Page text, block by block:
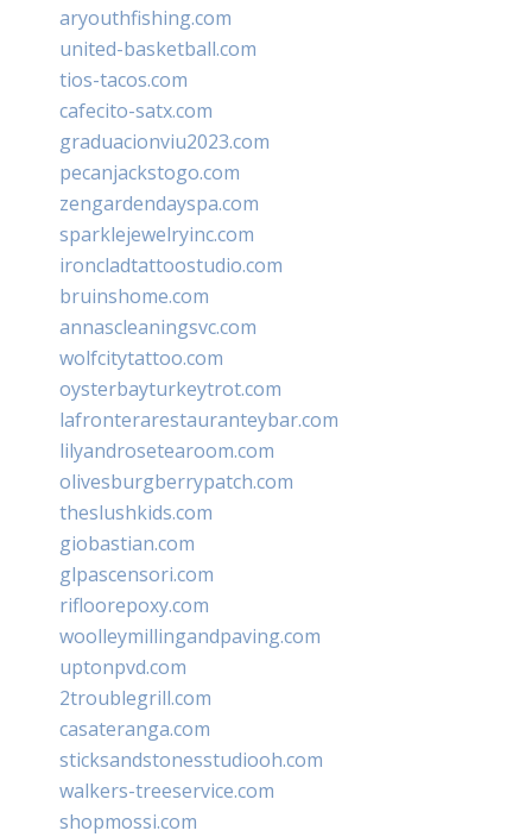
aryouthfishing.com
united-basketball.com
tios-tacos.com
cafecito-satx.com
graduacionviu2023.com
pecanjackstogo.com
zengardendayspa.com
sparklejewelryinc.com
ironcladtattoostudio.com
bruinshome.com
annascleaningsvc.com
wolfcitytattoo.com
oysterbayturkeytrot.com
lafronterarestauranteybar.com
lilyandrosetearoom.com
olivesburgberrypatch.com
theslushkids.com
giobastian.com
glpascensori.com
rifloorepoxy.com
woolleymillingandpaving.com
uptonpvd.com
2troublegrill.com
casateranga.com
sticksandstonesstudiooh.com
walkers-treeservice.com
shopmossi.com